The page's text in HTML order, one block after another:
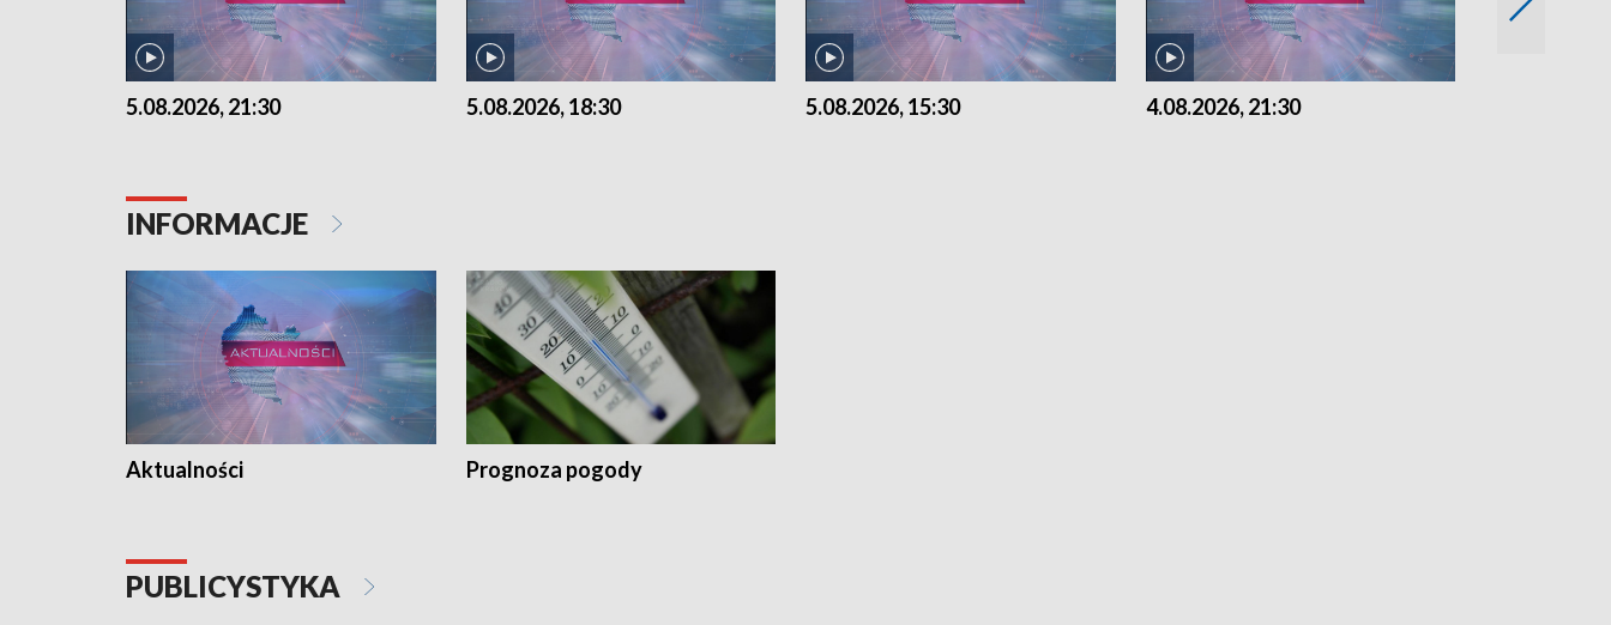
5.08.2026, 21:30 5.08.2026, 18:30 5.08.2026, 15:30 4.08.2026, 21:30
INFORMACJE
Aktualności Prognoza pogody
PUBLICYSTYKA